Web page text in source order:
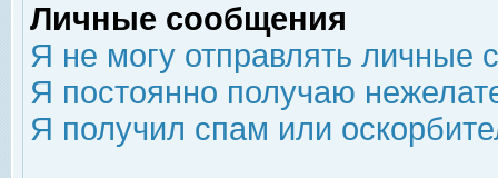
Личные сообщения
Я не могу отправлять личные
Я постоянно получаю
Я получил спам или